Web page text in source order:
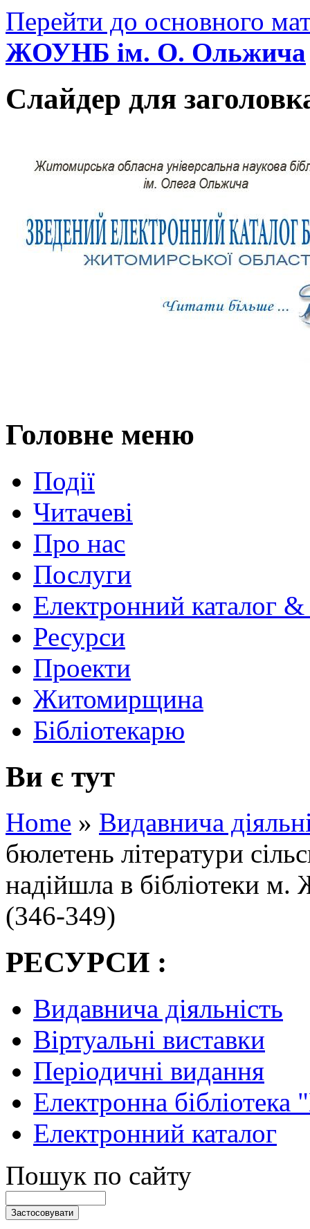
Перейти до основного
ЖОУНБ ім. О. Ольжича
Слайдер для
Головне меню
Події
Читачеві
Про нас
Послуги
Електронний каталог
Ресурси
Проекти
Житомирщина
Бібліотекарю
Ви є тут
Home » Видавнича
бюлетень літератури
надійшла в бібліотеки
(346-349)
РЕСУРСИ :
Видавнича діяльність
Віртуальні виставки
Періодичні видання
Електронна
Електронний каталог
Пошук по сайту